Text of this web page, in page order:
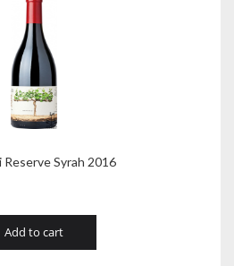
Reserve Syrah 2016
Add to cart